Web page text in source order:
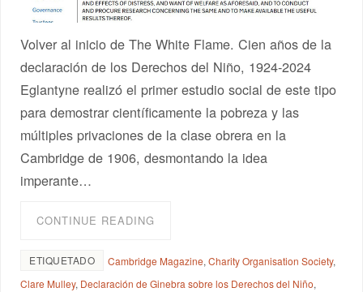
Volver al inicio de The White Flame. Cien años de la
declaración de los Derechos del Niño, 1924-2024
Eglantyne realizó el primer estudio social de este tipo
para demostrar científicamente la pobreza y las
múltiples privaciones de la clase obrera en la
Cambridge de 1906, desmontando la idea
imperante…
CONTINUE READING
ETIQUETADO Cambridge Magazine,Charity Organisation Society,
Clare Mulley, Declaración de Ginebra sobre los Derechos del Niño,